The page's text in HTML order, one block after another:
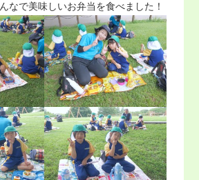
なで美味しいお弁当を食べました！